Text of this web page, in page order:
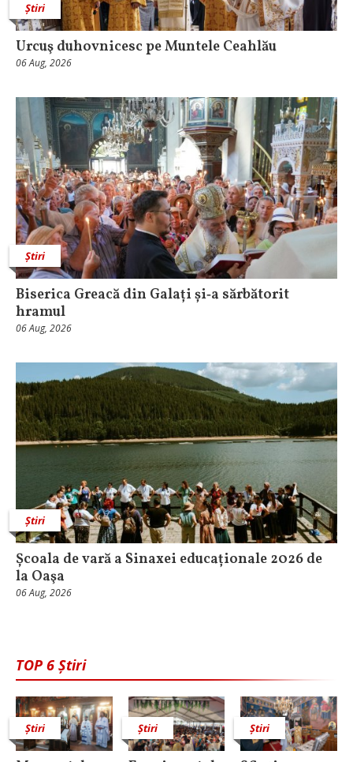
Știri
Urcuş duhovnicesc pe Muntele Ceahlău
06 Aug, 2026
Știri
Biserica Greacă din Galați și‑a sărbătorit
hramul
06 Aug, 2026
Știri
Școala de vară a Sinaxei educaționale 2026 de
la Oaşa
06 Aug, 2026
TOP 6 Știri
Știri Știri Știri